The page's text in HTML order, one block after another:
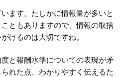
ます。たしかに情報量が多いと
ともありますので、情報の取捨
けるのは大切ですね。
と報酬水準についての表現が矛
れた点、わかりやすく伝えるた